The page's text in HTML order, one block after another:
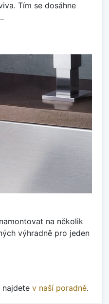
Tím se dosáhne
na několik
výhradně pro jeden
najdete v naší poradně.